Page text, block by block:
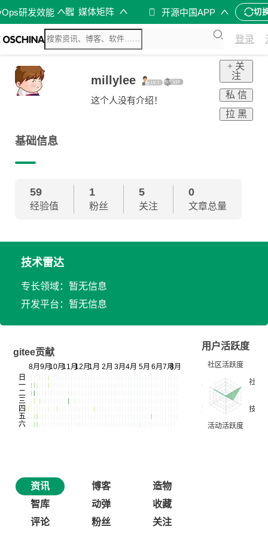
研发效能 媒体矩阵 开源中国APP 切
登录
millylee
这个人没有介绍！
+ 关
注
私 信
拉 黑
基础信息
59
经验值
1
粉丝
5
关注
0
文章总量
技术雷达
专长领域：暂无信息
开发平台：暂无信息
gitee贡献
用户活跃度
资讯 博客
造物
智库
动弹
收藏
评论
粉丝 关注